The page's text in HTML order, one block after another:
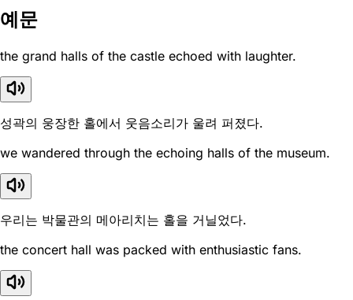
예문
the grand halls of the castle echoed with laughter.
성곽의 웅장한 홀에서 웃음소리가 울려 퍼졌다.
we wandered through the echoing halls of the museum.
우리는 박물관의 메아리치는 홀을 거닐었다.
the concert hall was packed with enthusiastic fans.